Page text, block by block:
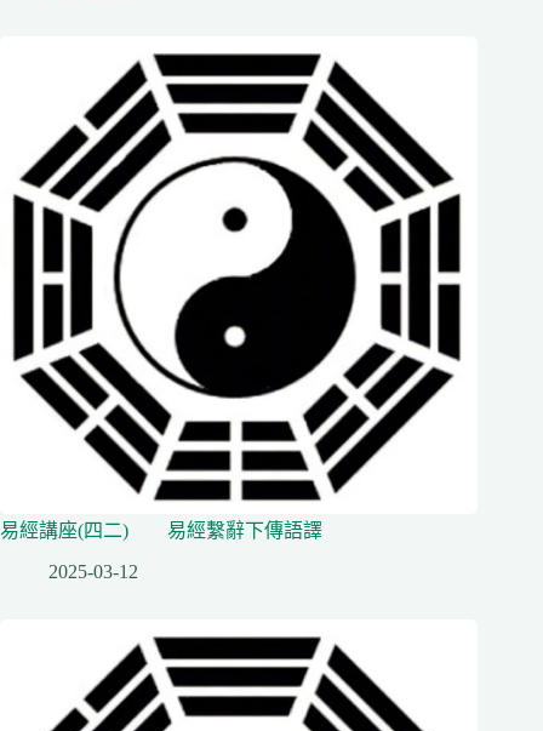
易經講座(四二) 易經繫辭下傳語譯
2025-03-12